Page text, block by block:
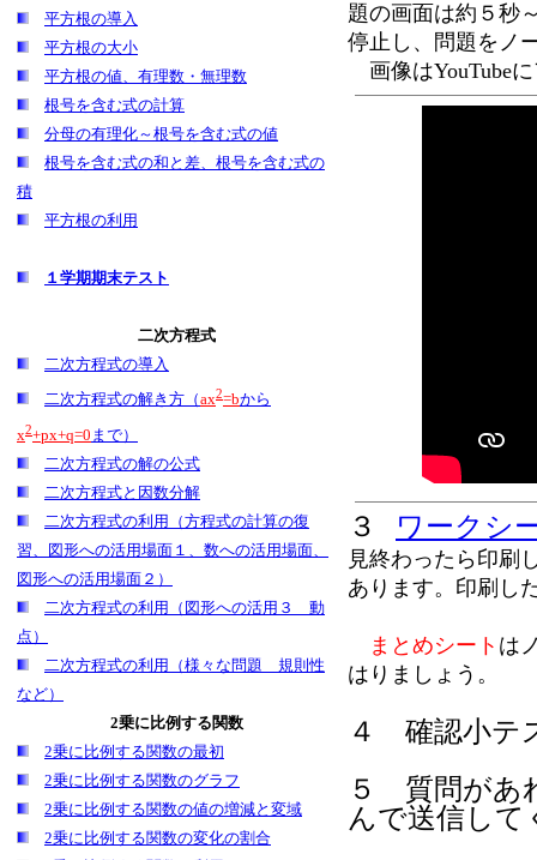
平方根の導入
平方根の大小
平方根の値、有理数・無理数
根号を含む式の計算
分母の有理化～根号を含む式の値
根号を含む式の和と差、根号を含む式の
積
平方根の利用
１学期期末テスト
二次方程式
二次方程式の導入
二次方程式の解き方（ax2=bから
x2+px+q=0 まで）
二次方程式の解の公式
二次方程式と因数分解
二次方程式の利用（方程式の計算の復
習、図形への活用場面１、数への活用場面、
図形への活用場面２）
二次方程式の利用（図形への活用３ 動
点）
二次方程式の利用（様々な問題 規則性
など）
2乗に比例する関数
2乗に比例する関数の最初
2乗に比例する関数のグラフ
2乗に比例する関数の値の増減と変域
2乗に比例する関数の変化の割合
題の画面は約５秒
停止し、問題をノ
画像はYouTube
３ ワークシ
見終わったら印刷
あります。印刷し
まとめシート は
はりましょう。
４ 確認小
５ 質問があ
んで送信して